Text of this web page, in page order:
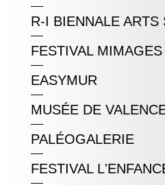
R-I BIENNALE ARTS
FESTIVAL MIMAGES
EASYMUR
MUSÉE DE
PALÉOGALERIE
FESTIVAL